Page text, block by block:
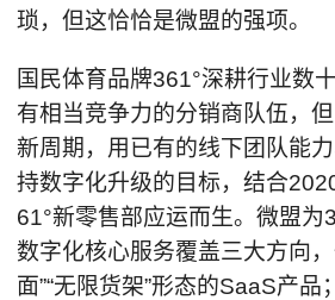
琐，但这恰恰是微盟的强项。
国民体育品牌361°深耕行业数
有相当竞争力的分销商队伍，
新周期，用已有的线下团队能
持数字化升级的目标，结合
61°新零售部应运而生。微盟为
数字化核心服务覆盖三大方向
面”“无限货架”形态的SaaS产